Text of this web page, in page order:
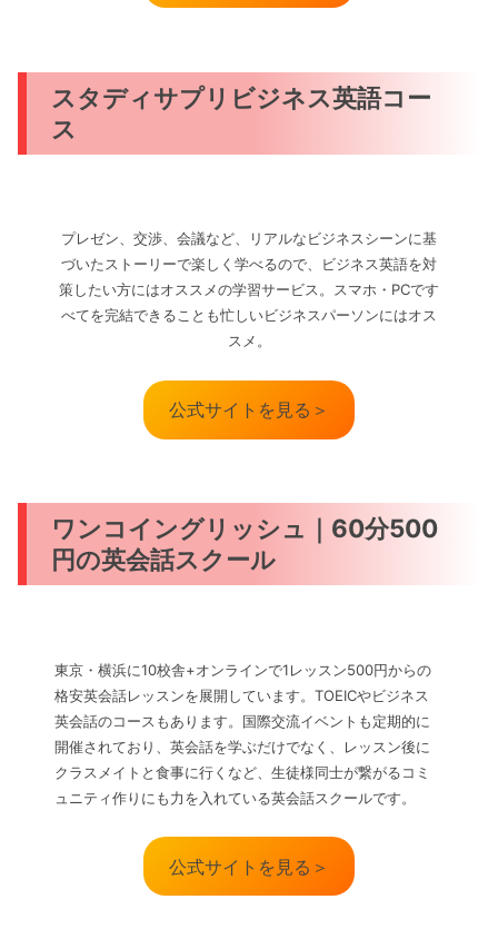
スタディサプリビジネス英語コー
ス
プレゼン、交渉、会議など、リアルなビジネスシーンに基
づいたストーリーで楽しく学べるので、ビジネス英語を対
策したい方にはオススメの学習サービス。スマホ・PCです
べてを完結できることも忙しいビジネスパーソンにはオス
スメ。
公式サイトを見る＞
ワンコイングリッシュ｜60分500
円の英会話スクール
東京・横浜に10校舎+オンラインで1レッスン500円からの
格安英会話レッスンを展開しています。TOEICやビジネス
英会話のコースもあります。国際交流イベントも定期的に
開催されており、英会話を学ぶだけでなく、レッスン後に
クラスメイトと食事に行くなど、生徒様同士が繋がるコミ
ュニティ作りにも力を入れている英会話スクールです。
公式サイトを見る＞